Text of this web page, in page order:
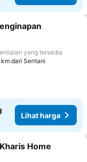
ke favorit
yang tersedia
dari Sentani
Lihat harga
ke favorit
Home